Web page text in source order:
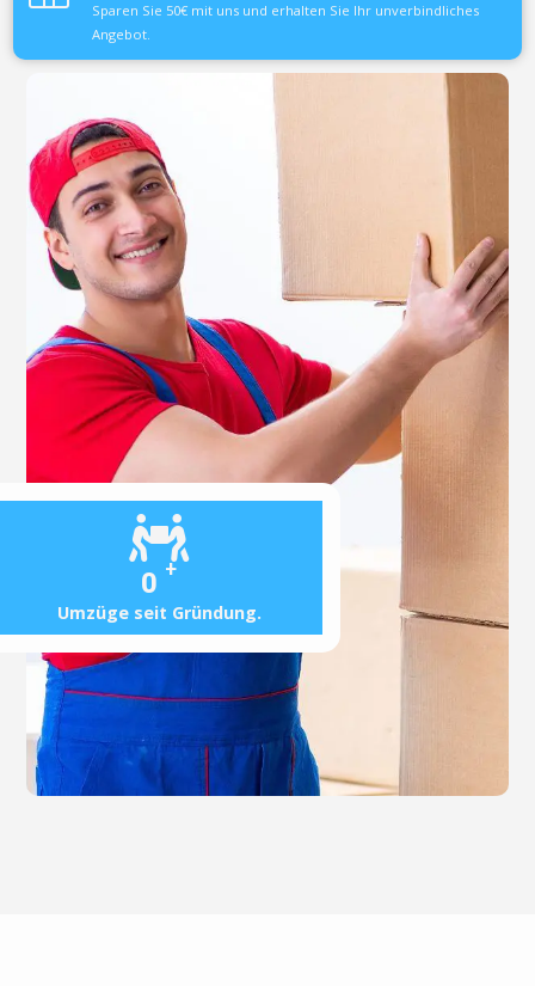
0 +
Umzüge seit Gründung.
Sparen Sie 50€ mit uns und erhalten Sie Ihr unverbindliches
Angebot.